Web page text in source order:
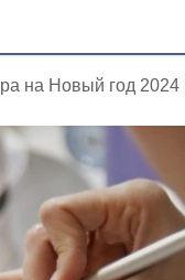
на Новый год 2024